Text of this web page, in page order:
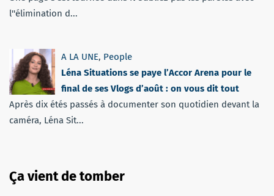
l''élimination d...
A LA UNE, People
Léna Situations se paye l’Accor Arena pour le
final de ses Vlogs d’août : on vous dit tout
Après dix étés passés à documenter son quotidien devant la
caméra, Léna Sit...
Ça vient de tomber